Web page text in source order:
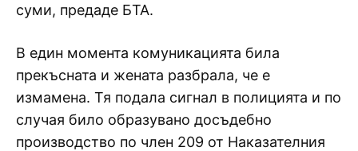
суми, предаде БТА.
В един момента комуникацията била
прекъсната и жената разбрала, че е
измамена. Тя подала сигнал в полицията и по
случая било образувано досъдебно
производство по член 209 от Наказателния